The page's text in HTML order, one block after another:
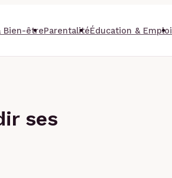
Bien-êtreParentalitéÉducation & Emploi
ses